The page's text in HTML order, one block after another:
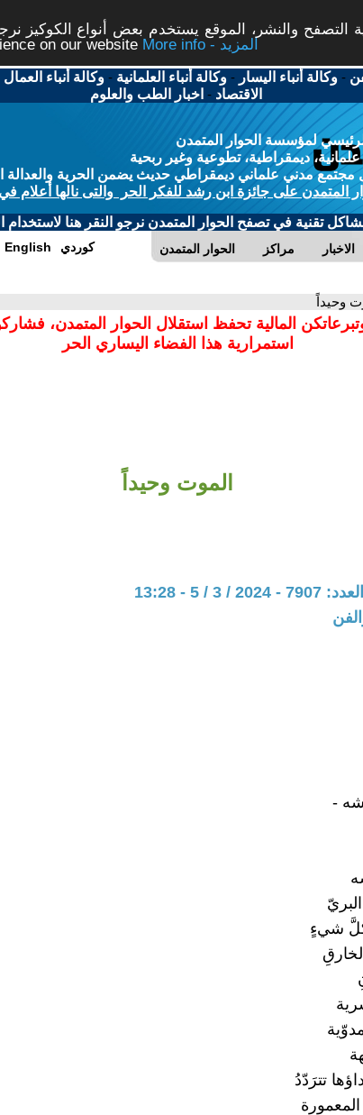
والنشر، الموقع يستخدم بعض أنواع الكوكيز
on our website
More info - المزيد
-وكالة أنباء اليسار -وكالة أنباء العلمانية -وكالة أنباء العمال
الاقتصاد - اخبار الطب والعلوم
لمؤسسة الحوار المتمدن
ديمقراطية، تطوعية وغير ربحية
مدني علماني ديمقراطي حديث يضمن الحرية والعدالة
المتمدن على جائزة ابن رشد للفكر الحر والتى نالها أعلام في
تقنية في تصفح الحوار المتمدن نرجو النقر هنا لاستخدام
الحوار المتمدن مراكز الاخبار English كوردي
وحيداً
المالية تحفظ استقلال الحوار المتمدن،
استمرارية هذا الفضاء اليساري الحر
الموت وحيداً
3 / 5 - 13:28
-
شيءٍ
تترَدّدُ